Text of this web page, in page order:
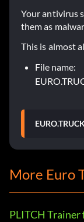
Your antivirus
them as
This is almost
File name:
More Euro
PLITCH